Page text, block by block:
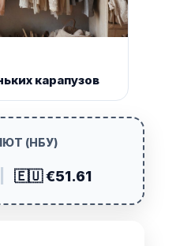
карапузов
(НБУ)
🇪🇺 €51.61